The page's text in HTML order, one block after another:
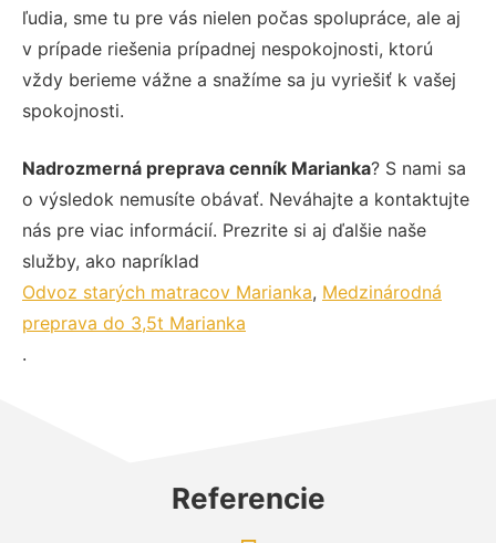
ľudia, sme tu pre vás nielen počas spolupráce, ale aj
v prípade riešenia prípadnej nespokojnosti, ktorú
vždy berieme vážne a snažíme sa ju vyriešiť k vašej
spokojnosti.
Nadrozmerná preprava cenník Marianka? S nami sa
o výsledok nemusíte obávať. Neváhajte a kontaktujte
nás pre viac informácií. Prezrite si aj ďalšie naše
služby, ako napríklad
Odvoz starých matracov Marianka, Medzinárodná
preprava do 3,5t Marianka
.
Referencie